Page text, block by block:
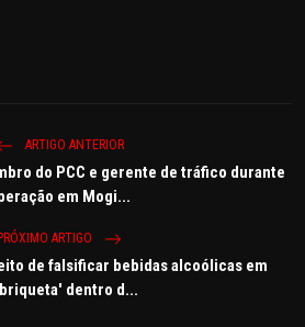
ARTIGO ANTERIOR
do PCC e gerente de tráfico durante
em Mogi...
PRÓXIMO ARTIGO
de falsificar bebidas alcoólicas em
dentro d...